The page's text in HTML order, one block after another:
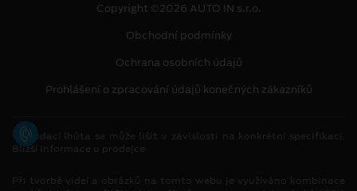
Copyright ©2026 AUTO IN s.r.o.
Obchodní podmínky
Ochrana osobních údajů
Prohlášení o zpracování údajů konečných zákazníků
[1] Dodací lhůta se může lišit v závislosti na konkrétní specifikaci.
Bližší informace u prodejce